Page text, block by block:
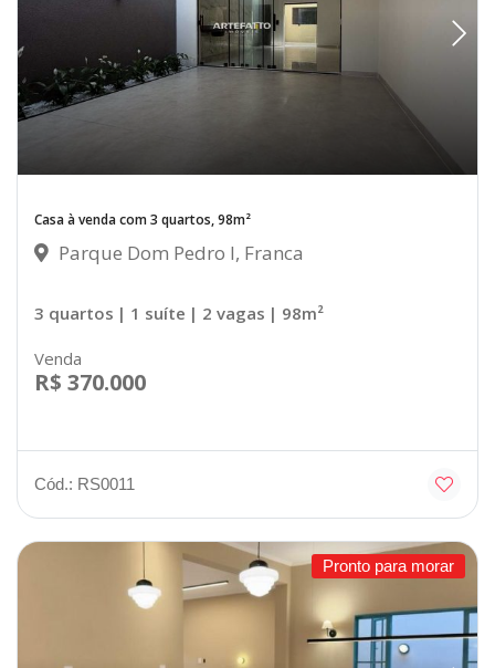
Casa à venda com 3 quartos, 98m²
Parque Dom Pedro I, Franca
3 quartos | 1 suíte | 2 vagas | 98m²
Venda
R$ 370.000
Cód.: RS0011
Pronto para morar